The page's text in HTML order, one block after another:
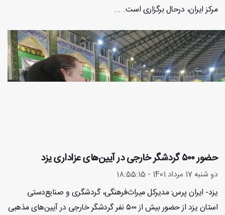
مرکز ایران، درحال برگزاری است. ...
حضور ۵۰۰ گردشگر خارجی در آیین‌های عزاداری یزد
دو شنبه 17 مرداد 1401 - 18:55:15
یزد- ایران پرس: مدیرکل میراث‌فرهنگی، گردشگری و صنایع‌دستی
استان یزد از حضور بیش از ۵۰۰ نفر گردشگر خارجی در آیین‌های مذهبی